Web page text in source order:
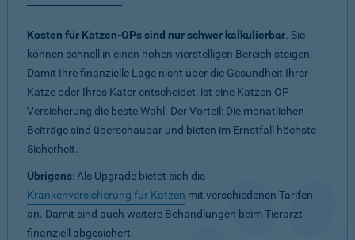
Kosten für Katzen-OPs sind nur schwer kalkulierbar. Sie
können schnell in einen hohen vierstelligen Bereich steigen.
Damit Ihre finanzielle Lage nicht über die Gesundheit Ihrer
Katze oder Ihres Kater entscheidet, ist eine Katzen OP
Versicherung die beste Wahl. Der Vorteil: Die monatlichen
Beiträge sind überschaubar und bieten im Ernstfall höchste
Sicherheit.
Übrigens: Als Upgrade bietet sich die
Krankenversicherung für Katzen mit verschiedenen Tarifen
an. Damit sind auch weitere Behandlungen beim Tierarzt
finanziell abgesichert.